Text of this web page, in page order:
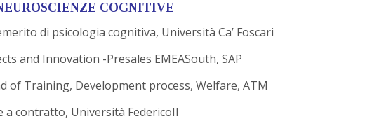
COGNITIVE
di psicologia cognitiva, Università Ca’ Foscari
and Innovation -Presales EMEASouth, SAP
of Training, Development process, Welfare, ATM
a contratto, Università FedericoII